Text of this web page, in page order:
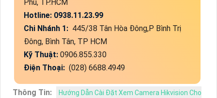
Phú, TP.HCM
Hotline: 0938.11.23.99
Chi Nhánh 1: 445/38 Tân Hòa Đông,P Bình Trị
Đông, Bình Tân, TP HCM
Kỹ Thuật: 0906.855.330
Điện Thoại: (028) 6688.4949
Thông Tin:
Hướng Dẫn Cài Đặt Xem Camera Hikvision Cho